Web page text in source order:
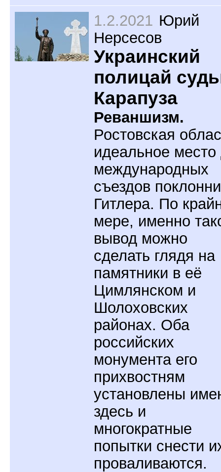
1.2.2021 Юрий
Нерсесов
Украинский
полицай
Карапуза
Реваншизм.
Ростовская
идеальное место
международных
съездов
Гитлера. По
мере, именно
вывод можно
сделать глядя на
памятники в её
Цимлянском и
Шолоховских
районах. Оба
российских
монумента его
прихвостням
установлены
здесь и
многократные
попытки снести
проваливаются.